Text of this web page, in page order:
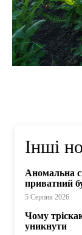
Інші
Аномальна
приватний
5 Серпня 2026
Чому
уникнути